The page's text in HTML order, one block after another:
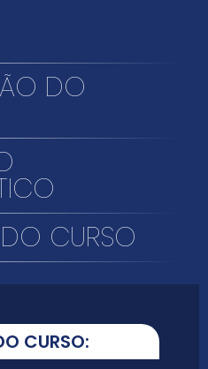
DO
CURSO
CURSO: